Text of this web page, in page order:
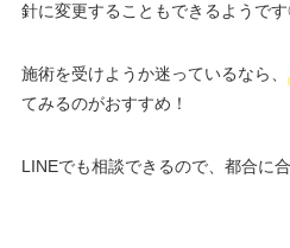
針に変更することもできるようで
施術を受けようか迷っているなら、
てみるのがおすすめ！
LINEでも相談できるので、都合に